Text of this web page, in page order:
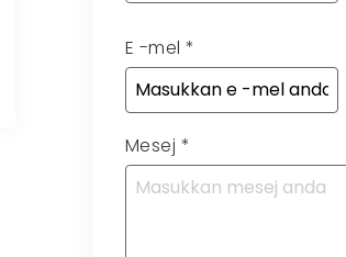
E -mel *
Mesej *